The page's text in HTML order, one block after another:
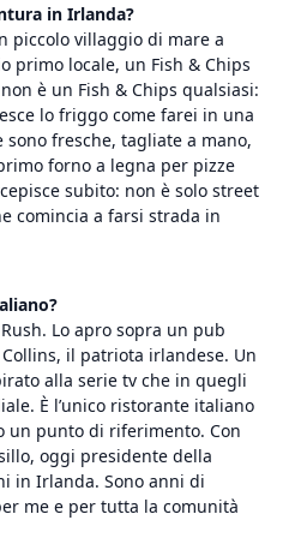
in Irlanda?
piccolo villaggio di mare a
primo locale, un Fish & Chips
non è un Fish & Chips qualsiasi:
lo friggo come farei in una
sono fresche, tagliate a mano,
forno a legna per pizze
subito: non è solo street
comincia a farsi strada in
Lo apro sopra un pub
il patriota irlandese. Un
alla serie tv che in quegli
È l’unico ristorante italiano
un punto di riferimento. Con
oggi presidente della
in Irlanda. Sono anni di
me e per tutta la comunità